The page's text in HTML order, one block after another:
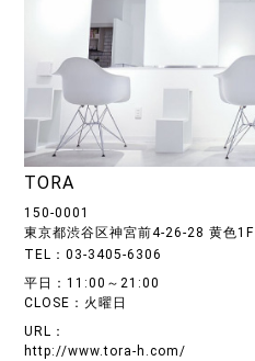
TORA
150-0001
東京都渋谷区神宮前4-26-28 黄色1F
TEL：03-3405-6306
平日：11:00～21:00
CLOSE：火曜日
URL：
http://www.tora-h.com/